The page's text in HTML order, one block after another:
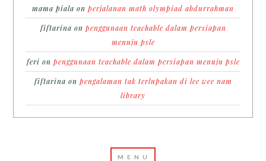
mama piala on perjalanan math olympiad abdurrahman
fiftarina on penggunaan teachable dalam persiapan
menuju psle
feri on penggunaan teachable dalam persiapan menuju psle
fiftarina on pengalaman tak terlupakan di lee wee nam
library